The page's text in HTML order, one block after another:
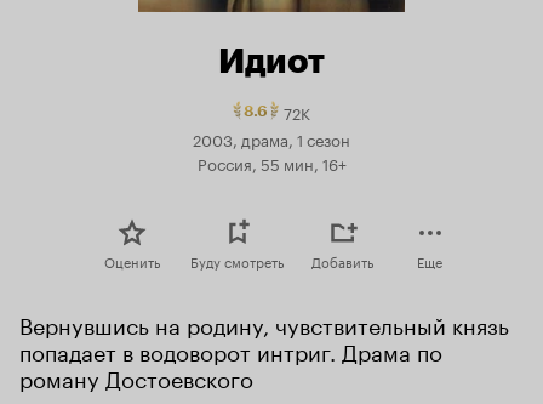
Идиот
8.6Рейтинг
Кинопоиска
8.6.
топ
72K
2003, драма, 1 сезон
Россия, 55 мин, 16+
Оценить Буду смотреть Добавить Еще
Вернувшись на родину, чувствительный князь
попадает в водоворот интриг. Драма по
роману Достоевского